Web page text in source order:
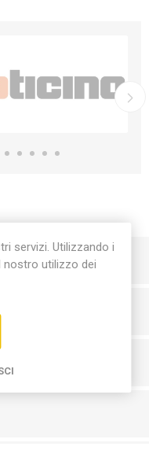
servizi. Utilizzando i
nostro utilizzo dei